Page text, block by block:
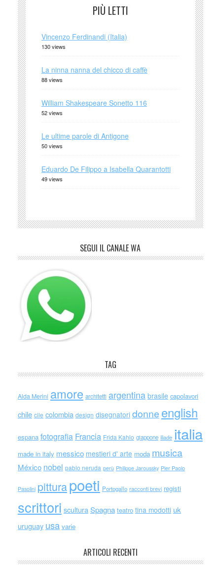
PIÙ LETTI
Vincenzo Ferdinandi (Italia)
130 views
La ninna nanna del chicco di caffè
88 views
William Shakespeare Sonetto 116
52 views
Le ultime parole di Antigone
50 views
Eduardo De Filippo a Isabella Quarantotti
49 views
SEGUI IL CANALE WA
TAG
Alda Merini amore architetti argentina brasile capolavori
chile cile colombia design disegnatori donne english
espana fotografia Francia Frida Kahlo giappone iliade italia
made in italy messico mestieri d' arte moda musica
México nobel pablo neruda perù Philippe Jaroussky Pier Paolo
Pasolini pitturapoeti Portogallo racconti brevi registi
scrittori scultura Spagna teatro tina modotti uk
uruguay usa varie
ARTICOLI RECENTI